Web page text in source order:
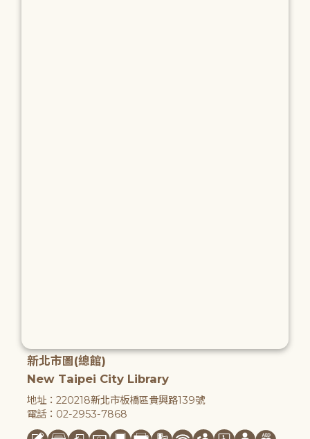
新北市圖(總館)
New Taipei City Library
地址：220218新北市板橋區貴興路139號
電話：02-2953-7868